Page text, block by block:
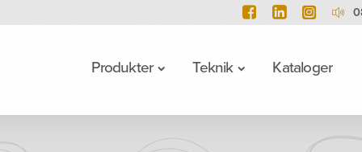
Produkter Teknik Kataloger